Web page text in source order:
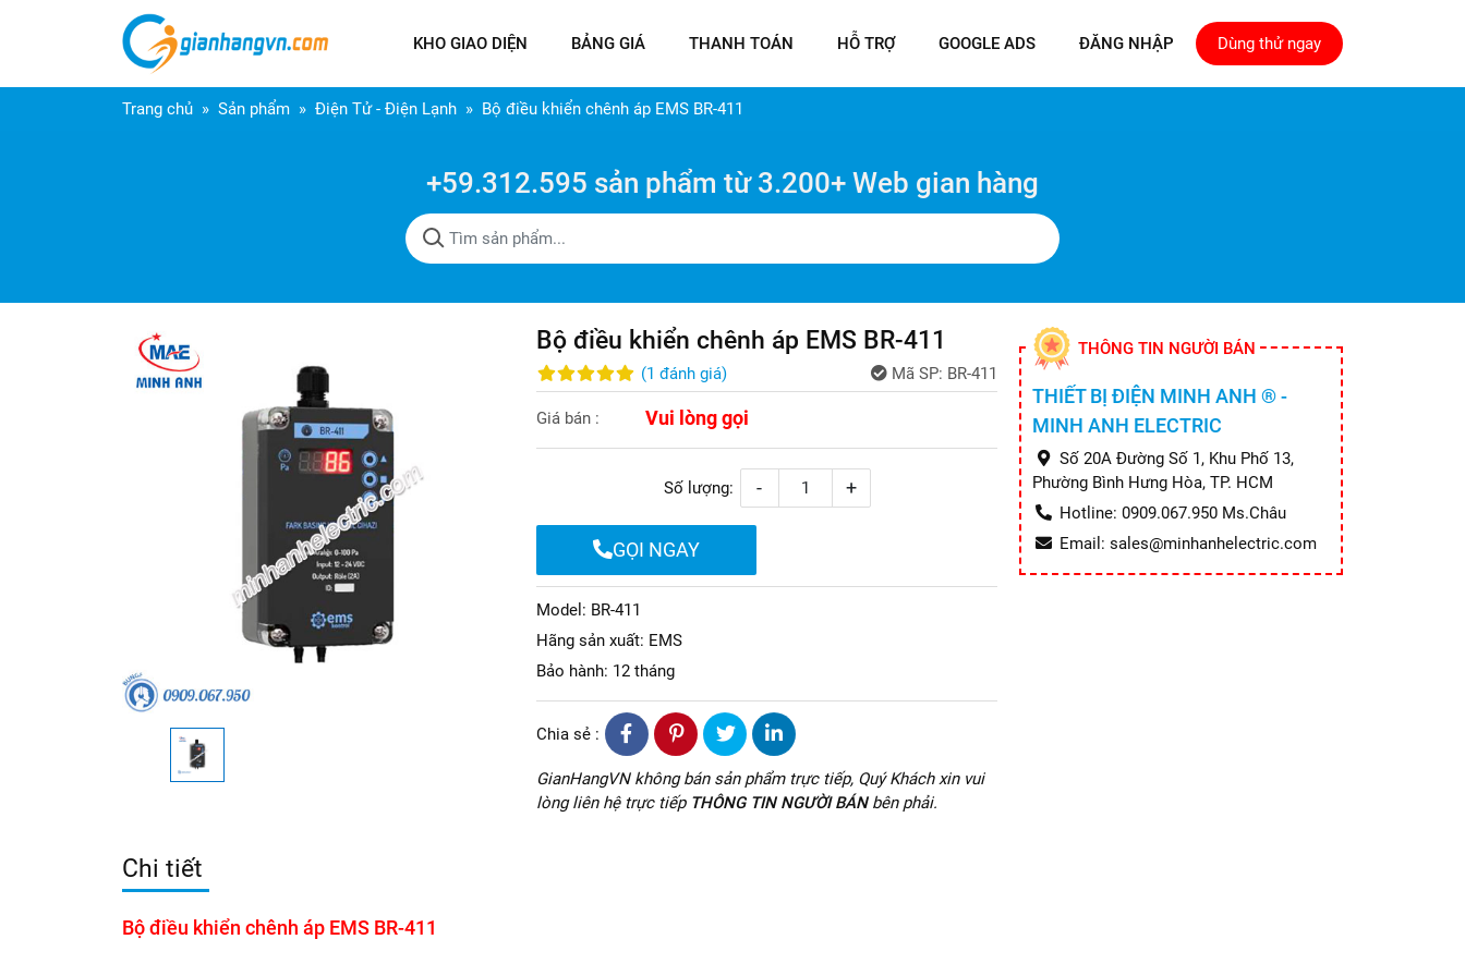
KHO GIAO DIỆN BẢNG GIÁ THANH TOÁN HỖ TRỢ GOOGLE ADS ĐĂNG NHẬP Dùng thử ngay
Trang chủ Sản phẩm Điện Tử - Điện Lạnh Bộ điều khiển chênh áp EMS BR-411
+59.312.595 sản phẩm từ 3.200+ Web gian hàng
Bộ điều khiển chênh áp EMS BR-411
(1 đánh giá) Mã SP: BR-411
Giá bán : Vui lòng gọi
Số lượng: - +
GỌI NGAY
Model: BR-411
Hãng sản xuất: EMS
Bảo hành: 12 tháng
Chia sẻ :
GianHangVN không bán sản phẩm trực tiếp, Quý Khách xin vui
lòng liên hệ trực tiếp THÔNG TIN NGƯỜI BÁNbên phải.
THÔNG TIN NGƯỜI BÁN
THIẾT BỊ ĐIỆN MINH ANH ® -
MINH ANH ELECTRIC
Số 20A Đường Số 1, Khu Phố 13,
Phường Bình Hưng Hòa, TP. HCM
Hotline: 0909.067.950 Ms.Châu
Email: sales@minhanhelectric.com
Chi tiết
Bộ điều khiển chênh áp EMS BR-411